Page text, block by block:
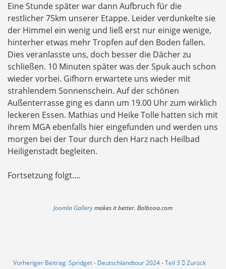
Eine Stunde später war dann Aufbruch für die
restlicher 75km unserer Etappe. Leider verdunkelte sie
der Himmel ein wenig und ließ erst nur einige wenige,
hinterher etwas mehr Tropfen auf den Boden fallen.
Dies veranlasste uns, doch besser die Dächer zu
schließen. 10 Minuten später was der Spuk auch schon
wieder vorbei. Gifhorn erwartete uns wieder mit
strahlendem Sonnenschein. Auf der schönen
Außenterrasse ging es dann um 19.00 Uhr zum wirklich
leckeren Essen. Mathias und Heike Tolle hatten sich mit
ihrem MGA ebenfalls hier eingefunden und werden uns
morgen bei der Tour durch den Harz nach Heilbad
Heiligenstadt begleiten.
Fortsetzung folgt....
Joomla Gallerymakes it better. Balbooa.com
Vorheriger Beitrag: Spridget - Deutschlandtour 2024 - Teil 3
Zurück